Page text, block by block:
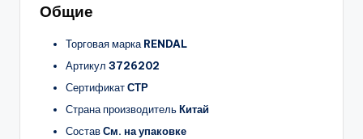
Общие
Торговая марка RENDAL
Артикул 3726202
СертификатСТР
Страна производительКитай
СоставСм. на упаковке